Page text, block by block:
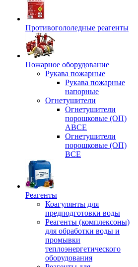
Противогололедные реагенты
Пожарное оборудование
Рукава пожарные
Рукава пожарные
напорные
Огнетушители
Огнетушители
порошковые (ОП)
АВСЕ
Огнетушители
порошковые (ОП)
ВСЕ
Реагенты
Коагулянты для
предподготовки воды
Реагенты (комплексоны)
для обработки воды и
промывки
теплоэнергетического
оборудования